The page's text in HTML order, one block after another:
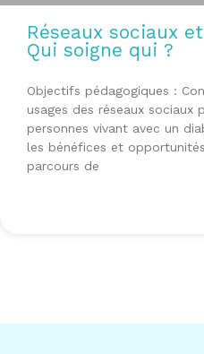
Réseaux sociaux
Qui soigne qui ?
Objectifs pédagogiques :
usages des réseaux sociaux
personnes vivant avec un
les bénéfices et
parcours de